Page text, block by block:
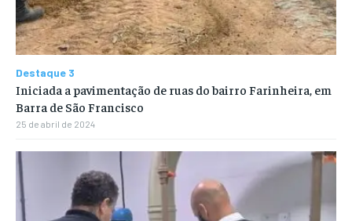
Destaque 3
Iniciada a pavimentação de ruas do bairro Farinheira, em
Barra de São Francisco
25 de abril de 2024